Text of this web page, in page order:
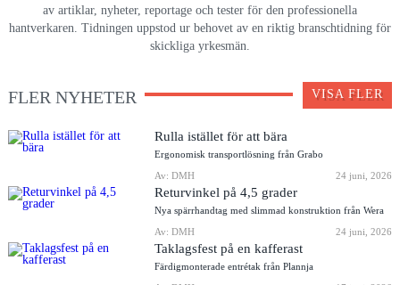
av artiklar, nyheter, reportage och tester för den professionella
hantverkaren. Tidningen uppstod ur behovet av en riktig branschtidning för
skickliga yrkesmän.
FLER NYHETER VISA FLER
Rulla istället för att bära
Ergonomisk transportlösning från Grabo
Av: DMH
24 juni, 2026
Returvinkel på 4,5 grader
Nya spärrhandtag med slimmad konstruktion från Wera
Av: DMH
24 juni, 2026
Taklagsfest på en kafferast
Färdigmonterade entrétak från Plannja